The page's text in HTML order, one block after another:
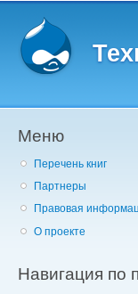
Меню
Перечень книг
Партнеры
Правовая
О проекте
Навигация по